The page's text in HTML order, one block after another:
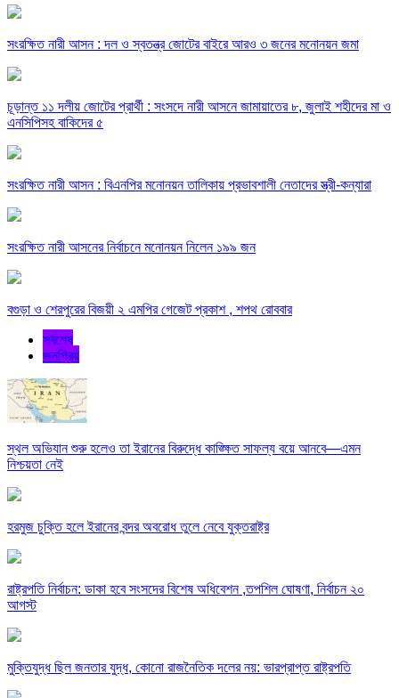
সংরক্ষিত নারী আসন : দল ও স্বতন্ত্র জোটের বাইরে আরও ৩ জনের মনোনয়ন জমা
চূড়ান্ত ১১ দলীয় জোটের প্রার্থী : সংসদে নারী আসনে জামায়াতের ৮, জুলাই শহীদের মা ও
এনসিপিসহ বাকিদের ৫
সংরক্ষিত নারী আসন : বিএনপির মনোনয়ন তালিকায় প্রভাবশালী নেতাদের স্ত্রী-কন্যারা
সংরক্ষিত নারী আসনের নির্বাচনে মনোনয়ন নিলেন ১৯৯ জন
বগুড়া ও শেরপুরের বিজয়ী ২ এমপির গেজেট প্রকাশ , শপথ রোববার
সর্বশেষ
জনপ্রিয়
স্থল অভিযান শুরু হলেও তা ইরানের বিরুদ্ধে কাঙ্ক্ষিত সাফল্য বয়ে আনবে—এমন
নিশ্চয়তা নেই
হরমুজ চুক্তি হলে ইরানের বন্দর অবরোধ তুলে নেবে যুক্তরাষ্ট্র
রাষ্ট্রপতি নির্বাচন: ডাকা হবে সংসদের বিশেষ অধিবেশন ,তপশিল ঘোষণা, নির্বাচন ২০
আগস্ট
মুক্তিযুদ্ধ ছিল জনতার যুদ্ধ, কোনো রাজনৈতিক দলের নয়: ভারপ্রাপ্ত রাষ্ট্রপতি